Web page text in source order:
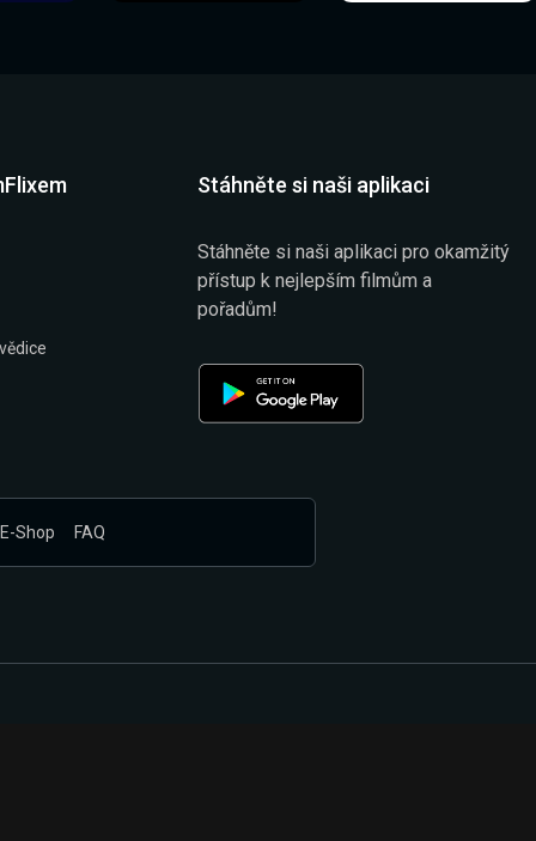
Stáhněte si naši aplikaci
Stáhněte si naši aplikaci pro okamžitý
přístup k nejlepším filmům a
pořadům!
E-Shop FAQ